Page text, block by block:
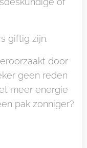
giftig zijn.
door
geen reden
meer energie
pak zonniger?